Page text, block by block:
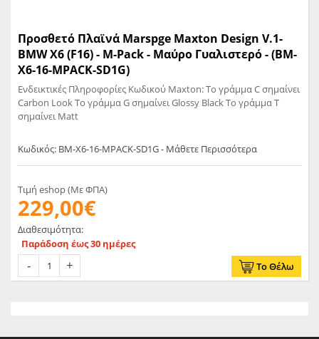
Προσθετό Πλαϊνά Marspge Maxton Design V.1-
BMW X6 (F16) - M-Pack - Mαύρο Γυαλιστερό - (BM-
X6-16-MPACK-SD1G)
Ενδεικτικές Πληροφορίες Κωδικού Maxton: Το γράμμα C σημαίνει
Carbon Look Το γράμμα G σημαίνει Glossy Black Το γράμμα T
σημαίνει Matt
Κωδικός: BM-X6-16-MPACK-SD1G - Μάθετε Περισσότερα
Τιμή eshop (Με ΦΠΑ)
229,00€
Διαθεσιμότητα:
Παράδοση έως 30 ημέρες
Το Θέλω